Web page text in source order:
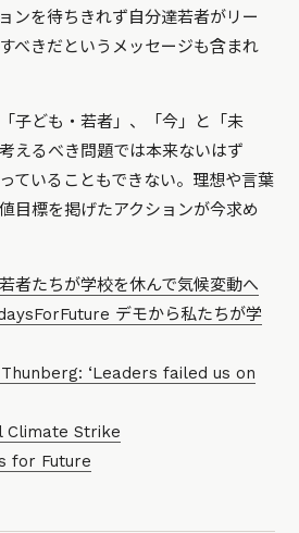
ンを待ちきれず自分達若者がリー
べきだというメッセージも含まれ
子ども・若者」、「今」と「未
えるべき問題では本来ないはず
ていることもできない。理想や言葉
目標を掲げたアクションが今求め
者たちが学校を休んで気候変動へ
デモから私たちが学
‘Leaders failed us on
Climate Strike
for Future